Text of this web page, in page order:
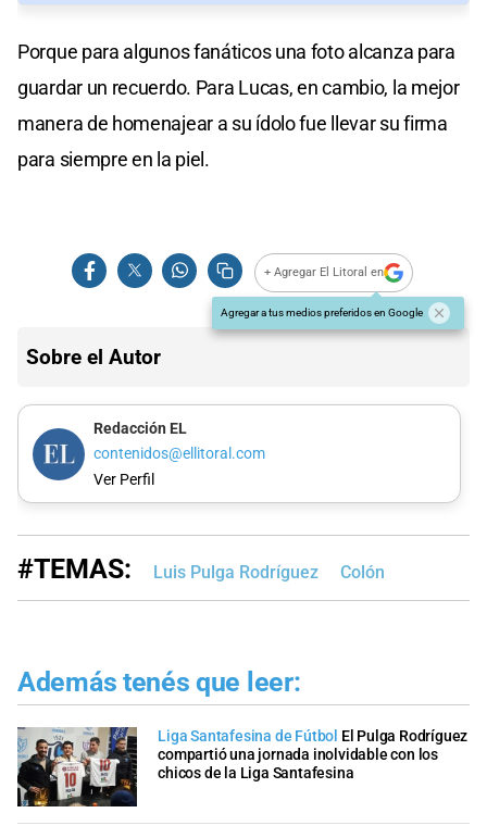
Porque para algunos fanáticos una foto alcanza para
guardar un recuerdo. Para Lucas, en cambio, la mejor
manera de homenajear a su ídolo fue llevar su firma
para siempre en la piel.
+ Agregar El Litoral en
Agregar a tus medios preferidos en Google
Sobre el Autor
Redacción EL
contenidos@ellitoral.com
Ver Perfil
#TEMAS: Luis Pulga Rodríguez Colón
Además tenés que leer:
Liga Santafesina de Fútbol El Pulga Rodríguez
compartió una jornada inolvidable con los
chicos de la Liga Santafesina